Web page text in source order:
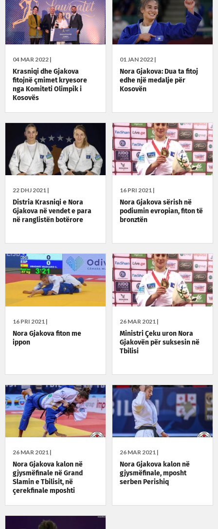
04 MAR 2022 |
Krasniqi dhe Gjakova
fitojnë çmimet kryesore
nga Komiteti Olimpik i
Kosovës
01 JAN 2022 |
Nora Gjakova: Dua ta fitoj
edhe një medalje për
Kosovën
22 DHJ 2021 |
Distria Krasniqi e Nora
Gjakova në vendet e para
në ranglistën botërore
16 PRI 2021 |
Nora Gjakova sërish në
podiumin evropian, fiton të
bronztën
16 PRI 2021 |
Nora Gjakova fiton me
ippon
26 MAR 2021 |
Ministri Çeku uron Nora
Gjakovën për suksesin në
Tbilisi
26 MAR 2021 |
Nora Gjakova kalon në
gjysmëfinale në Grand
Slamin e Tbilisit, në
çerekfinale mposhti
26 MAR 2021 |
Nora Gjakova kalon në
gjysmëfinale, mposht
serben Perishiq